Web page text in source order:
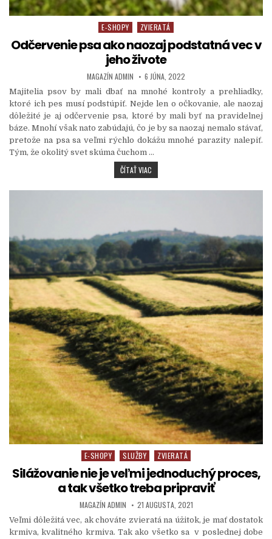
Posted in
E-SHOPY ZVIERATÁ
Odčervenie psa ako naozaj podstatná vec v
jeho živote
AUTHOR:
MAGAZÍN ADMIN PUBLISHED DATE:
6 JÚNA, 2022
Majitelia psov by mali dbať na mnohé kontroly a prehliadky,
ktoré ich pes musí podstúpiť. Nejde len o očkovanie, ale naozaj
dôležité je aj odčervenie psa, ktoré by mali byť na pravidelnej
báze. Mnohí však nato zabúdajú, čo je by sa naozaj nemalo stávať,
pretože na psa sa veľmi rýchlo dokážu mnohé parazity nalepiť.
Tým, že okolitý svet skúma čuchom …
ČÍTAŤ VIAC
Posted in
E-SHOPY SLUŽBY ZVIERATÁ
Silážovanie nie je veľmi jednoduchý proces,
a tak všetko treba pripraviť
AUTHOR:
MAGAZÍN ADMIN PUBLISHED DATE:
21 AUGUSTA, 2021
Veľmi dôležitá vec, ak chováte zvieratá na úžitok, je mať dostatok
krmiva, kvalitného krmiva. Tak ako všetko sa v poslednej dobe